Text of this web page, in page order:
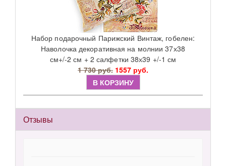
Набор подарочный Парижский Винтаж, гобелен:
Наволочка декоративная на молнии 37х38
см+/-2 см + 2 салфетки 38х39 +/-1 см
1 730 руб. 1557 руб.
В КОРЗИНУ
Отзывы